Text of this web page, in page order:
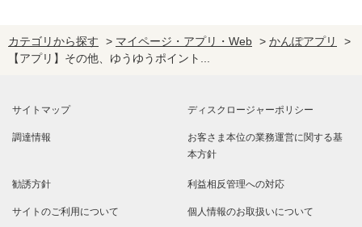
カテゴリから探す > マイページ・アプリ・Web > かんぽアプリ
>
【アプリ】その他、ゆうゆうポイント...
サイトマップ ディスクロージャーポリシー
調達情報 お客さま本位の業務運営に関する基
本方針
勧誘方針 利益相反管理への対応
サイトのご利用について 個人情報のお取扱いについて